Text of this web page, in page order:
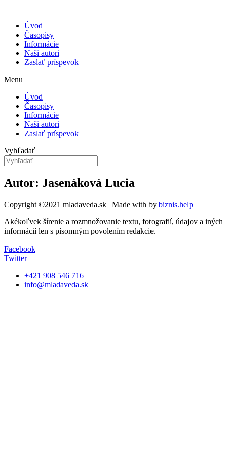
Úvod
Časopisy
Informácie
Naši autori
Zaslať príspevok
Menu
Úvod
Časopisy
Informácie
Naši autori
Zaslať príspevok
Vyhľadať
Autor: Jasenáková Lucia
Copyright ©2021 mladaveda.sk | Made with by biznis.help
Akékoľvek šírenie a rozmnožovanie textu, fotografií, údajov a iných
informácií len s písomným povolením redakcie.
Facebook
Twitter
+421 908 546 716
info@mladaveda.sk